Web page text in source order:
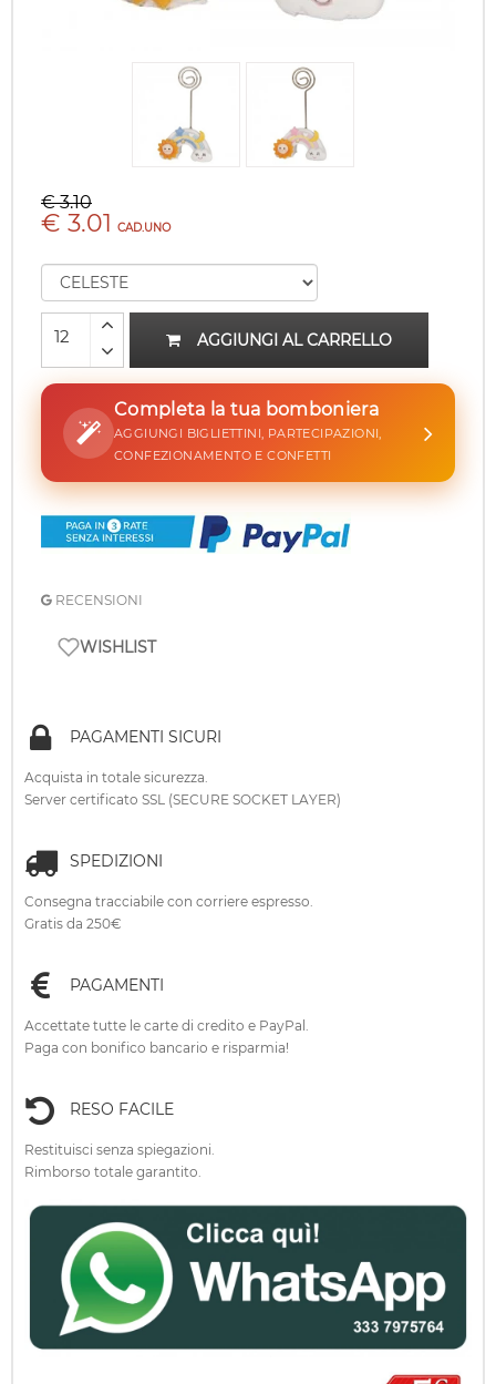
€ 3.10
€ 3.01 CAD.UNO
AGGIUNGI AL CARRELLO
Completa la tua bomboniera
AGGIUNGI BIGLIETTINI, PARTECIPAZIONI,
CONFEZIONAMENTO E CONFETTI
RECENSIONI
WISHLIST
PAGAMENTI SICURI
Acquista in totale sicurezza.
Server certificato SSL (SECURE SOCKET LAYER)
SPEDIZIONI
Consegna tracciabile con corriere espresso.
Gratis da 250€
PAGAMENTI
Accettate tutte le carte di credito e PayPal.
Paga con bonifico bancario e risparmia!
RESO FACILE
Restituisci senza spiegazioni.
Rimborso totale garantito.